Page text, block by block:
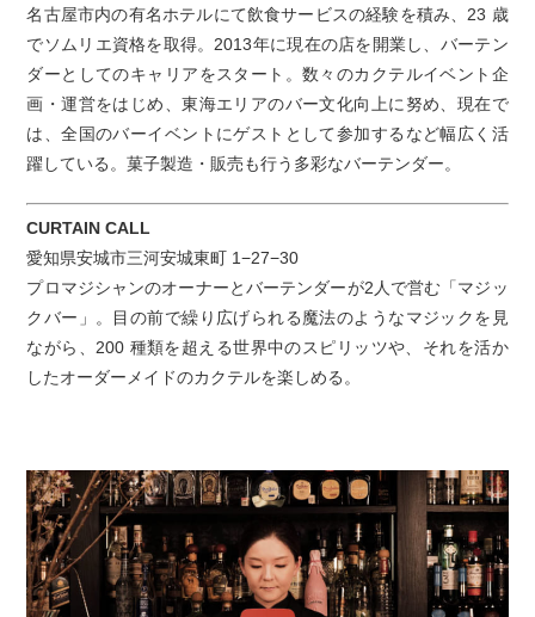
名古屋市内の有名ホテルにて飲食サービスの経験を積み、23 歳
でソムリエ資格を取得。2013年に現在の店を開業し、バーテン
ダーとしてのキャリアをスタート。数々のカクテルイベント企
画・運営をはじめ、東海エリアのバー文化向上に努め、現在で
は、全国のバーイベントにゲストとして参加するなど幅広く活
躍している。菓子製造・販売も行う多彩なバーテンダー。
CURTAIN CALL
愛知県安城市三河安城東町 1−27−30
プロマジシャンのオーナーとバーテンダーが2人で営む「マジッ
クバー」。目の前で繰り広げられる魔法のようなマジックを見
ながら、200 種類を超える世界中のスピリッツや、それを活か
したオーダーメイドのカクテルを楽しめる。